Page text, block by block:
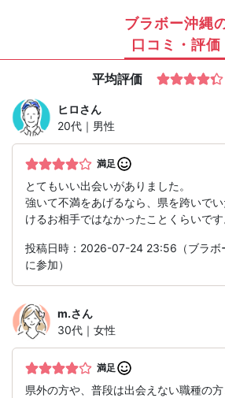
ブラボー沖縄
口コミ・評価
平均評価
ヒロさん
20代｜男性
満足
とてもいい出会いがありました。
強いて不満をあげるなら、県を跨いで
けるお相手ではなかったことくらいです
投稿日時：2026-07-24 23:56（ブラボ
に参加）
m.さん
30代｜女性
満足
県外の方や、普段は出会えない職種の